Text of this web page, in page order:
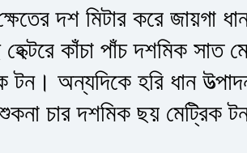
দশ মিটার করে জায়গা
হেক্টরে কাঁচা পাঁচ দশমিক
টন। অন্যদিকে হরি ধান
চার দশমিক ছয় মেট্রিক